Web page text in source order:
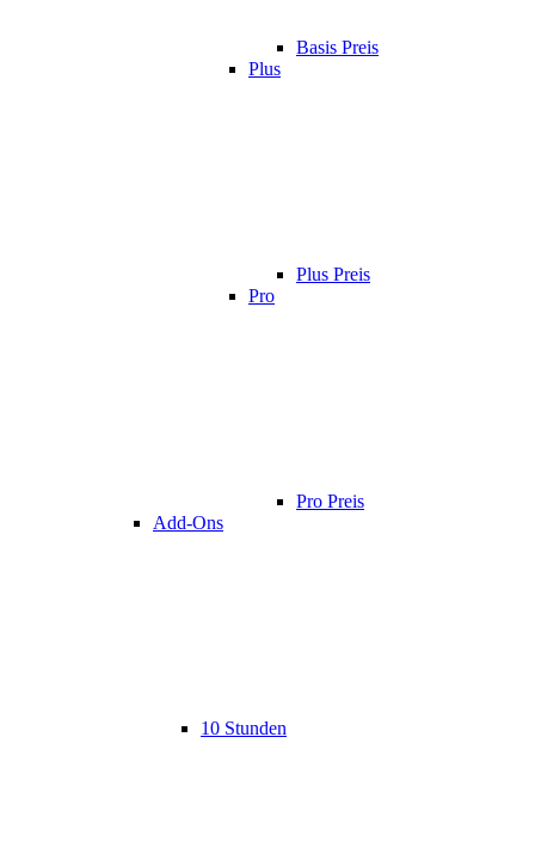
Basis Preis
Plus
Plus Preis
Pro
Pro Preis
Add-Ons
10 Stunden